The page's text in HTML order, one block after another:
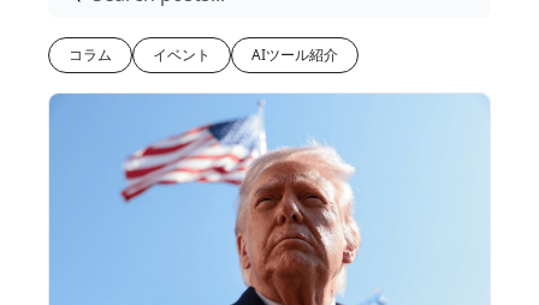
コラム イベント AIツール紹介